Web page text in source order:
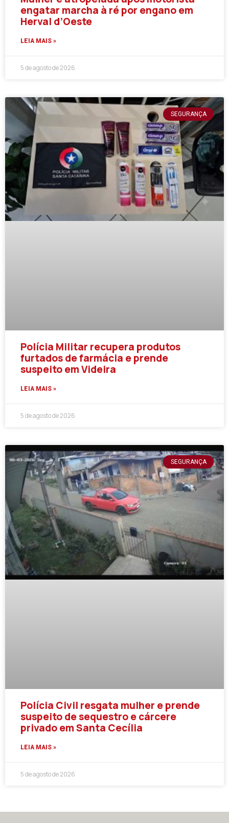
engatar marcha à ré por engano em
Herval d’Oeste
LEIA MAIS »
5 de agosto de 2026
SEGURANÇA
Polícia Militar recupera produtos
furtados de farmácia e prende
suspeito em Videira
LEIA MAIS »
5 de agosto de 2026
SEGURANÇA
Polícia Civil resgata mulher e prende
suspeito de sequestro e cárcere
privado em Santa Cecília
LEIA MAIS »
5 de agosto de 2026